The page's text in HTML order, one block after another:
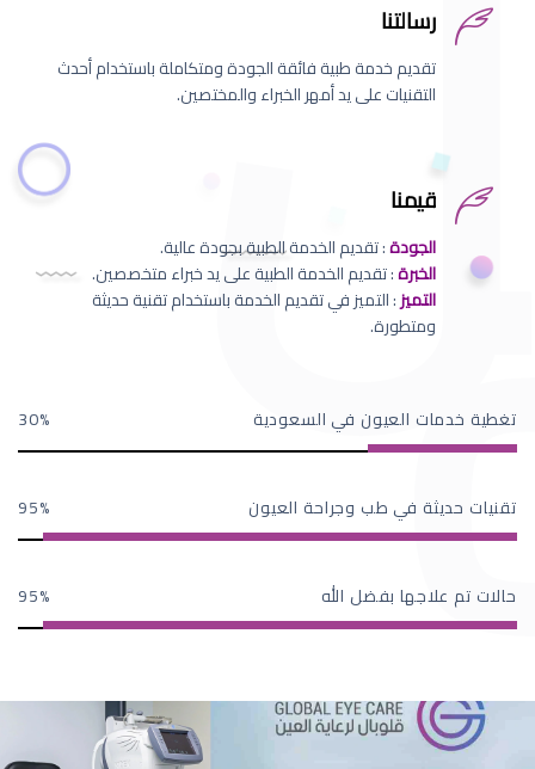
رسالتنا
تقديم خدمة طبية فائقة الجودة ومتكاملة باستخدام أحدث
التقنيات على يد أمهر الخبراء والمختصين.
قيمنا
الجودة: تقديم الخدمة الطبية بجودة عالية.
الخبرة: تقديم الخدمة الطبية على يد خبراء متخصصين.
التميز: التميز في تقديم الخدمة باستخدام تقنية حديثة
ومتطورة.
تغطية خدمات العيون في السعودية 30
تقنيات حديثة في طب وجراحة العيون 95
حالات تم علاجها بفضل الله 95